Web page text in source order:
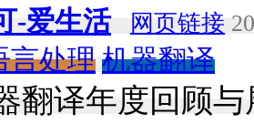
-爱生活 网页链接
言处理 机器翻译
翻译年度回顾